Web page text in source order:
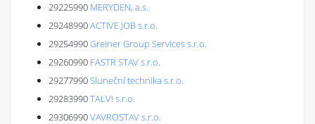
29225990 MERYDEN, a.s.
29248990ACTIVE JOB s.r.o.
29254990Greiner Group Services s.r.o.
29260990 FASTR STAV s.r.o.
29277990Sluneční technika s.r.o.
29283990TALVI s.r.o.
29306990VAVROSTAV s.r.o.